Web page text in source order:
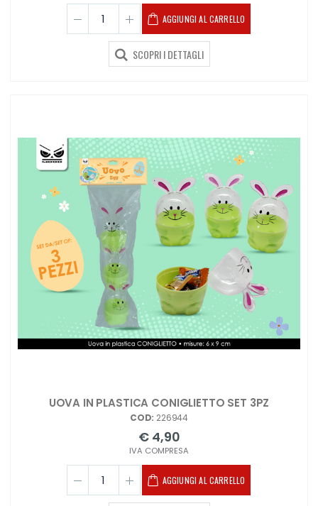
AGGIUNGI AL CARRELLO
SCOPRI I DETTAGLI
UOVA IN PLASTICA CONIGLIETTO SET 3PZ
COD: 226944
€ 4,90
IVA COMPRESA
AGGIUNGI AL CARRELLO